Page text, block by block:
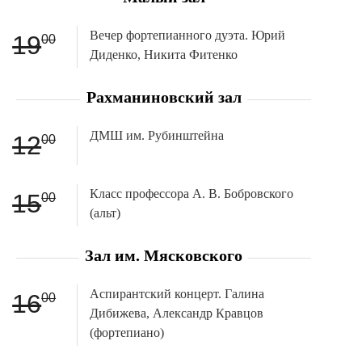
1900
Вечер фортепианного дуэта. Юрий
Диденко, Никита Фитенко
Рахманиновский зал
1200 ДМШ им. Рубинштейна
1500
Класс профессора А. В. Бобровского
(альт)
Зал им. Мясковского
1600
Аспирантский концерт. Галина
Дибижева, Александр Кравцов
(фортепиано)